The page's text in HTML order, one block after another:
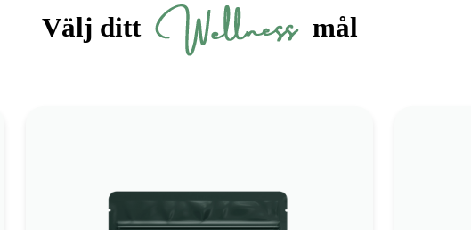
Välj ditt mål